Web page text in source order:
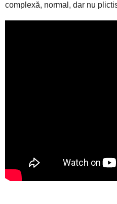
complexă, normal, dar nu